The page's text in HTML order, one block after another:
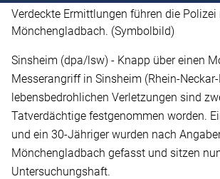
Verdeckte Ermittlungen führen die Polizei
Mönchengladbach. (Symbolbild)
Sinsheim (dpa/lsw) - Knapp über einen
Messerangriff in Sinsheim (Rhein-
lebensbedrohlichen Verletzungen sind
Tatverdächtige festgenommen worden.
und ein 30-Jähriger wurden nach
Mönchengladbach gefasst und sitzen
Untersuchungshaft.